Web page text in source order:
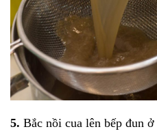
5. Bắc nồi cua lên bếp đun